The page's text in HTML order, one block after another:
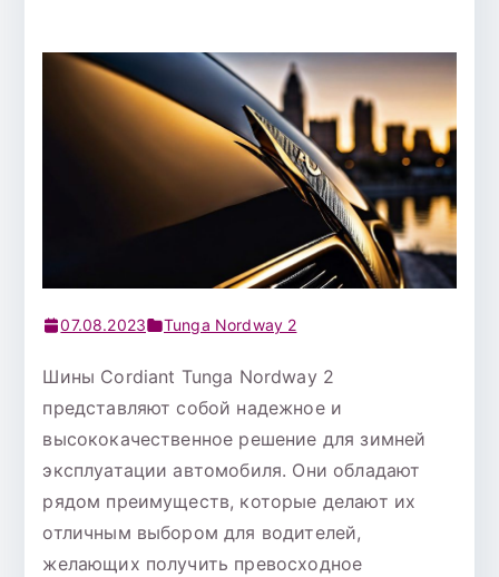
07.08.2023 Tunga Nordway 2
Шины Cordiant Tunga Nordway 2
представляют собой надежное и
высококачественное решение для зимней
эксплуатации автомобиля. Они обладают
рядом преимуществ, которые делают их
отличным выбором для водителей,
желающих получить превосходное